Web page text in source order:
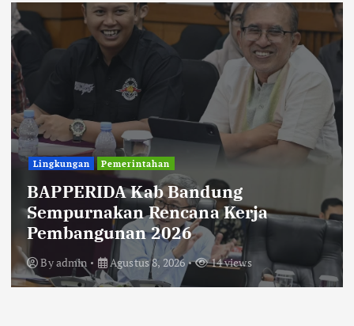
Uncategorized
Diberitakan Tanpa Konfirmasi,
Satresnarkoba Polres Cimahi dan
Yayasan Ultra Jadi Korban Narasi
Sepihak
Byadmin Agustus 8, 2026 14 views